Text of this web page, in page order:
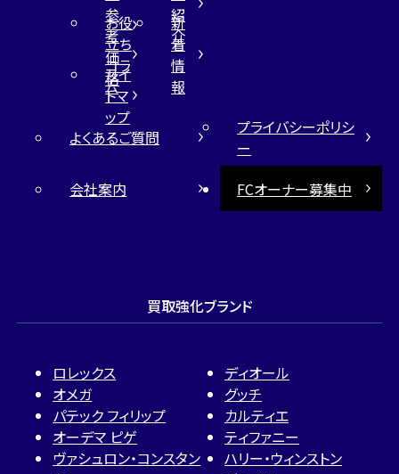
参
考
価
格
紹
介
お役
立ち
コラ
ム
新
着
情
報
サイ
トマ
ップ
よくあるご質問
プライバシーポリシ
ー
会社案内
FCオーナー募集中
買取強化ブランド
ロレックス
オメガ
パテック フィリップ
オーデマ ピゲ
ヴァシュロン・コンスタン
ディオール
グッチ
カルティエ
ティファニー
ハリー・ウィンストン